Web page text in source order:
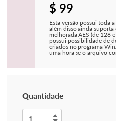
$ 99
Esta versão possui toda
além disso ainda
melhorada AES (de 128
possui possibilidade de
criados no programa
uma hora se o arquivo
Quantidade